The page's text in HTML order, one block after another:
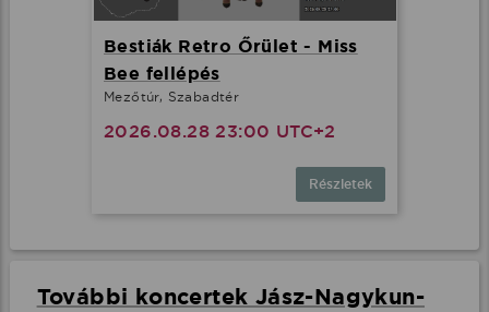
Bestiák Retro Őrület - Miss
Bee fellépés
Mezőtúr, Szabadtér
2026.08.28 23:00 UTC+2
Részletek
További koncertek Jász-Nagykun-